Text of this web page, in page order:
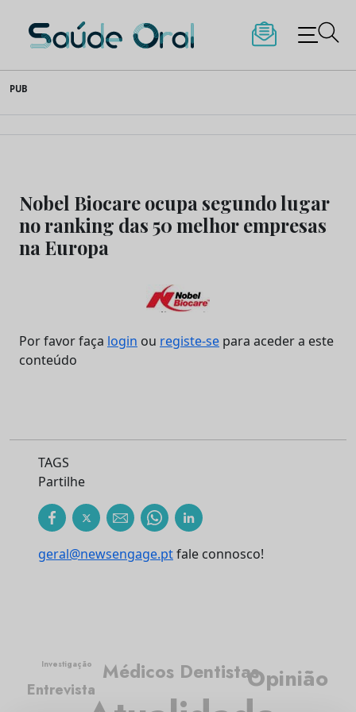
to
content
Saúde Oral
PUB
Nobel Biocare ocupa segundo lugar
no ranking das 50 melhor empresas
na Europa
Por favor faça login ou registe-se para aceder a este
conteúdo
TAGS
Partilhe
geral@newsengage.ptfale connosco!
Médicos Dentistas
Entrevista Opinião
Investigação